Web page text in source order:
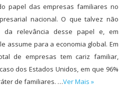
papel das empresas familiares no
nacional. O que talvez não
relevância desse papel e, em
assume para a economia global. Em
de empresas tem cariz familiar,
dos Estados Unidos, em que 96%
de familiares. …Ver Mais »